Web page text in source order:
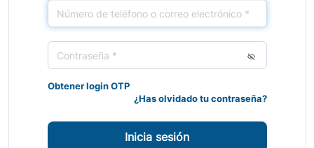
Obtener login OTP
¿Has olvidado tu contraseña?